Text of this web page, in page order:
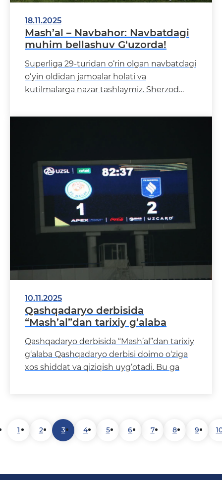
18.11.2025
Mash’al – Navbahor: Navbatdagi
muhim bellashuv G‘uzorda!
Superliga 29-turidan o‘rin olgan navbatdagi
o‘yin oldidan jamoalar holati va
kutilmalarga nazar tashlaymiz. Sherzod
10.11.2025
Qashqadaryo derbisida
“Mash’al”dan tarixiy g‘alaba
Qashqadaryo derbisida “Mash’al”dan tarixiy
g‘alaba Qashqadaryo derbisi doimo o‘ziga
xos shiddat va qiziqish uyg‘otadi. Bu ga
1 2 3 4 5 6 7 8 9